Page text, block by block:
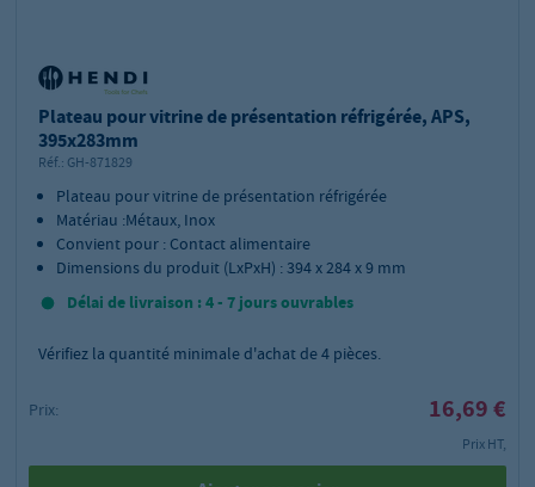
Plateau pour vitrine de présentation réfrigérée, APS,
395x283mm
Réf.: GH-871829
Plateau pour vitrine de présentation réfrigérée
Matériau :Métaux, Inox
Convient pour : Contact alimentaire
Dimensions du produit (LxPxH) : 394 x 284 x 9 mm
Délai de livraison : 4 - 7 jours ouvrables
Vérifiez la quantité minimale d'achat de4 pièces.
Prix: 16,69 €
Prix HT,